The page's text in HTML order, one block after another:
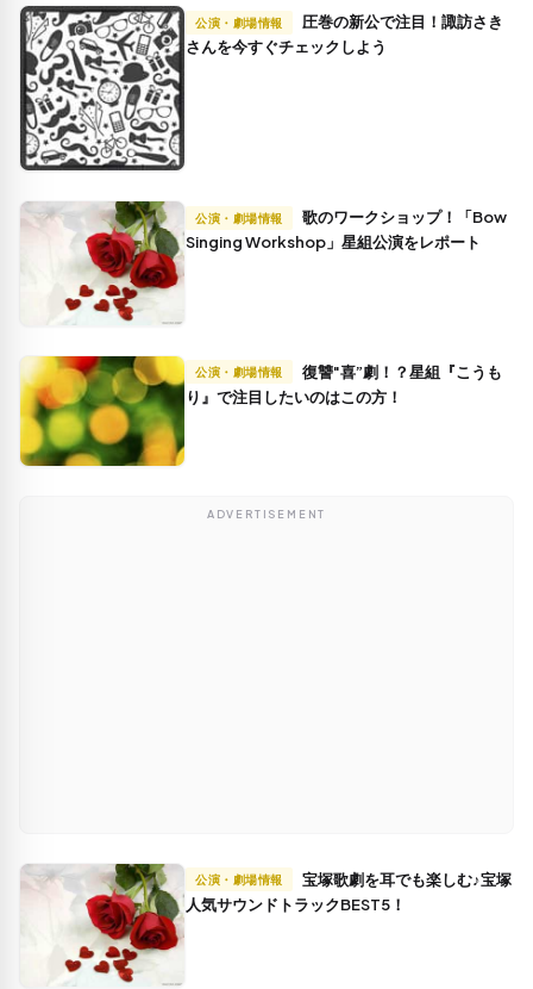
公演・劇場情報
さんを今すぐチェックしよう
公演・劇場情報
Singing Workshop」星組公演をレポート
公演・劇場情報
り』で注目したいのはこの方！
ADVERTISEMENT
公演・劇場情報
人気サウンドトラックBEST5！